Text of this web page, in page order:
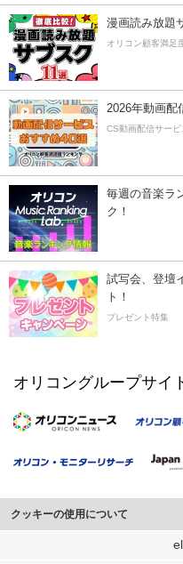
漫画読み放題
オリコン顧客満足
2026年動画配
CS動画配信サービ
毎週の音楽ラ
ク！
試写会、登壇
ト！
プレゼント特集
オリコングループサイ
クッキーの使用について
このサイトでは Cookie を使用し